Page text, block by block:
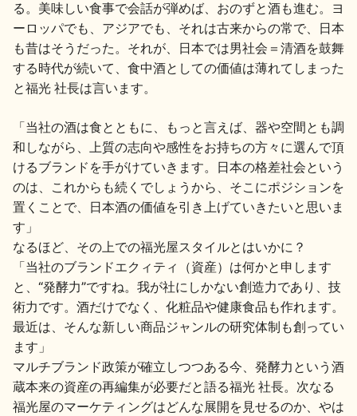
る。美味しい食事で会話が弾めば、おのずと酒も進む。ヨ
ーロッパでも、アジアでも、それは古来からの常で、日本
も昔はそうだった。それが、日本では男社会＝清酒を鼓舞
する時代が続いて、食中酒としての価値は薄れてしまった
と福光 社長は言います。
「当社の酒は食とともに、もっと言えば、器や空間とも調
和しながら、上質の志向や感性をお持ちの方々に選んで頂
けるブランドを手がけていきます。日本の格差社会という
のは、これからも続くでしょうから、そこにポジションを
置くことで、日本酒の価値を引き上げていきたいと思いま
す」
なるほど、その上での福光屋スタイルとはいかに？
「当社のブランドエクィティ（資産）は何かと申します
と、“発酵力”ですね。我が社にしかない創造力であり、技
術力です。酒だけでなく、化粧品や健康食品も作れます。
最近は、そんな新しい商品ジャンルの研究体制も創ってい
ます」
マルチブランド政策が確立しつつある今、発酵力という酒
蔵本来の資産の再編集が必要だと語る福光 社長。次なる
福光屋のマーケティングはどんな展開を見せるのか、やは